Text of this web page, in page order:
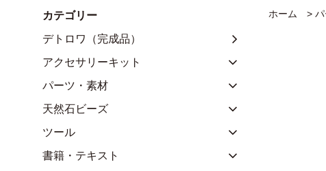
ホーム >
カテゴリー
デトロワ（完成品）
アクセサリーキット
パーツ・素材
天然石ビーズ
ツール
書籍・テキスト